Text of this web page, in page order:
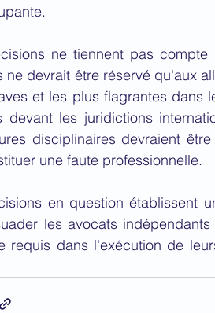
ne tiennent pas
ne devrait être réservé qu'aux
et les plus flagrantes dans
devant les juridictions
disciplinaires devraient
une faute professionnelle.
en question établissent
les avocats
requis dans l'exécution de